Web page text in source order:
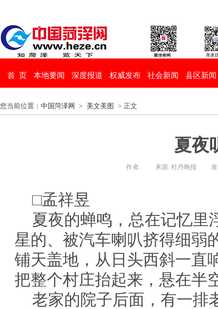
首 页 本地要闻 深度报道 权威发布 社会新闻 县区新闻
您当前位置： 中国菏泽网 > 美文美图 > 正文
夏夜
作者: 来源: 牡丹晚报
□孟祥昱
夏夜的蝉鸣，总在记忆里
星的、被汽车喇叭挤得细弱
铺天盖地，从日头西斜一直
把整个村庄抬起来，悬在半
老家的院子后面，有一排